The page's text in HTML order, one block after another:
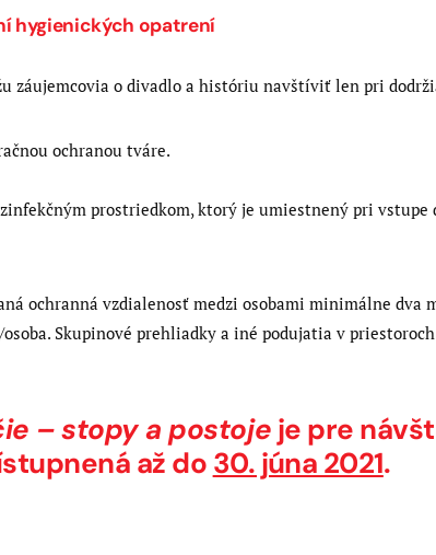
hygienických opatrení
záujemcovia o divadlo a históriu navštíviť len pri
ochranou tváre.
prostriedkom, ktorý je umiestnený pri vstupe
ochranná vzdialenosť medzi osobami minimálne dva
/osoba. Skupinové prehliadky a iné podujatia v
– stopy a postoje je pre
až do 30. júna 2021.